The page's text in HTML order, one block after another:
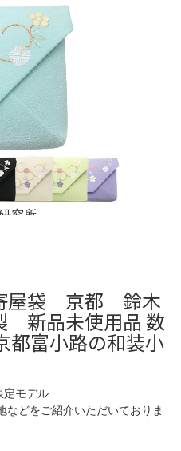
屋袋 京都 鈴木
新品未使用品 数
都富小路の和装小
定モデル
などをご紹介いただいておりま